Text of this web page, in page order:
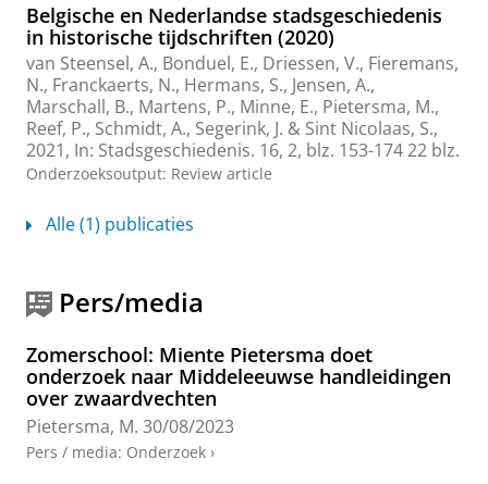
Belgische en Nederlandse stadsgeschiedenis
in historische tijdschriften (2020)
van Steensel, A., Bonduel, E., Driessen, V., Fieremans,
N., Franckaerts, N., Hermans, S., Jensen, A.,
Marschall, B., Martens, P., Minne, E., Pietersma, M.,
Reef, P., Schmidt, A., Segerink, J. & Sint Nicolaas, S.,
2021, In: Stadsgeschiedenis. 16, 2, blz. 153-17422 blz.
Onderzoeksoutput: Review article
Alle (1) publicaties
Pers/media
Zomerschool: Miente Pietersma doet
onderzoek naar Middeleeuwse handleidingen
over zwaardvechten
Pietersma, M. 30/08/2023
Pers / media: Onderzoek ›